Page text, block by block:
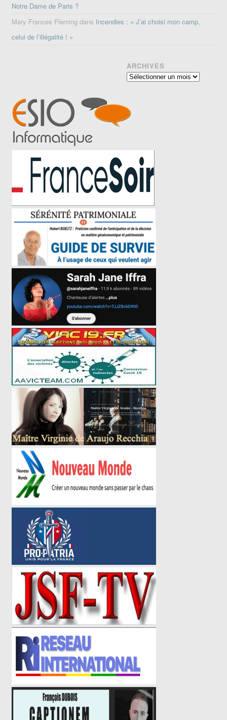
Notre Dame de Paris ?
Mary Frances Fleming dans Incendies : « J’ai choisi mon camp,
celui de l’illégalité ! »
ARCHIVES
Archives